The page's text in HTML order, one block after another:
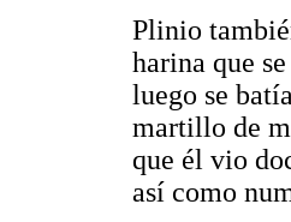
Plinio
harina que
luego se
martillo de
que él vio
así como